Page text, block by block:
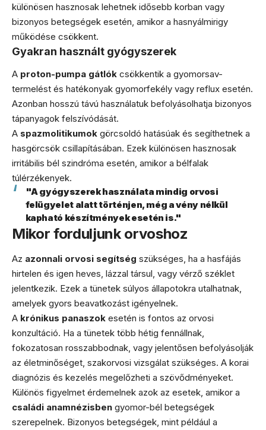
különösen hasznosak lehetnek idősebb korban vagy
bizonyos betegségek esetén, amikor a hasnyálmirigy
működése csökkent.
Gyakran használt gyógyszerek
A proton-pumpa gátlók csökkentik a gyomorsav-
termelést és hatékonyak gyomorfekély vagy reflux esetén.
Azonban hosszú távú használatuk befolyásolhatja bizonyos
tápanyagok felszívódását.
A spazmolitikumok görcsoldó hatásúak és segíthetnek a
hasgörcsök csillapításában. Ezek különösen hasznosak
irritábilis bél szindróma esetén, amikor a bélfalak
túlérzékenyek.
"A gyógyszerek használata mindig orvosi
felügyelet alatt történjen, még a vény nélkül
kapható készítmények esetén is."
Mikor forduljunk orvoshoz
Az azonnali orvosi segítség szükséges, ha a hasfájás
hirtelen és igen heves, lázzal társul, vagy vérző széklet
jelentkezik. Ezek a tünetek súlyos állapotokra utalhatnak,
amelyek gyors beavatkozást igényelnek.
A krónikus panaszok esetén is fontos az orvosi
konzultáció. Ha a tünetek több hétig fennállnak,
fokozatosan rosszabbodnak, vagy jelentősen befolyásolják
az életminőséget, szakorvosi vizsgálat szükséges. A korai
diagnózis és kezelés megelőzheti a szövődményeket.
Különös figyelmet érdemelnek azok az esetek, amikor a
családi anamnézisben gyomor-bél betegségek
szerepelnek. Bizonyos betegségek, mint például a